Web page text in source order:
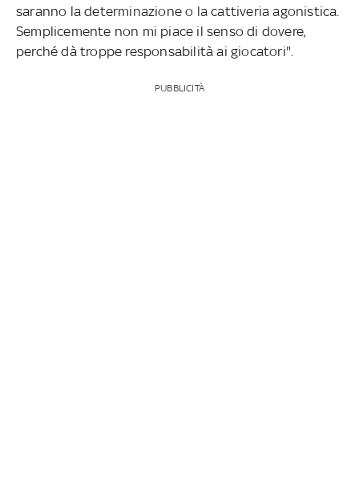
saranno la determinazione o la cattiveria agonistica.
Semplicemente non mi piace il senso di dovere,
perché dà troppe responsabilità ai giocatori".
PUBBLICITÀ